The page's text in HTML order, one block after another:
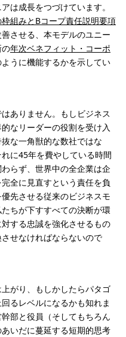
は成長をつづけています。
組みとBコープ責任説明要項
させる、本モデルのユニー
年次ベネフィット・コーポ
うに機能するかを示してい
ありません。もしビジネス
なリーダーの役割を受け入
な一角獣的な数社ではな
に45年を費やしている時間
らず、世界中の全企業は企
全に見直すという責任を負
先させる従来のビジネスモ
ちが下すすべての決断が環
する忠誠を強化させるもの
せなければならないので
がり、もしかしたらパタゴ
るレベルになるかも知れま
部と役員（そしてもちろん
いだに蔓延する短期的思考